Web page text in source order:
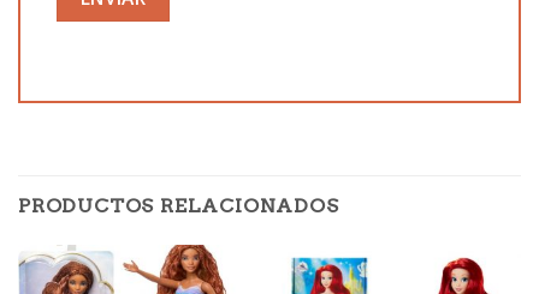
PRODUCTOS RELACIONADOS